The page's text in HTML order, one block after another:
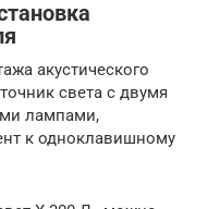
акустического
света с двумя
лампами,
к одноклавишному